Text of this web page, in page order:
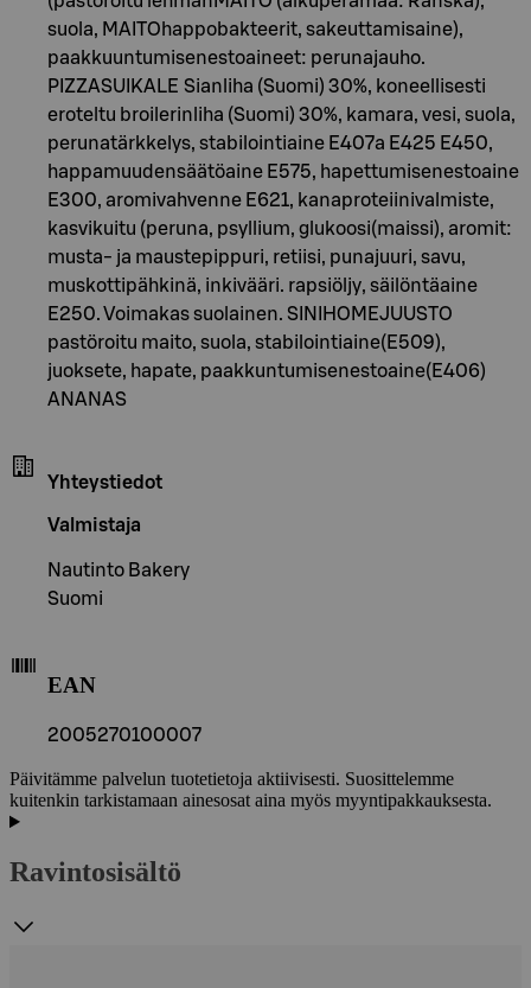
suola, MAITOhappobakteerit, sakeuttamisaine),
paakkuuntumisenestoaineet: perunajauho.
PIZZASUIKALE Sianliha (Suomi) 30%, koneellisesti
eroteltu broilerinliha (Suomi) 30%, kamara, vesi, suola,
perunatärkkelys, stabilointiaine E407a E425 E450,
happamuudensäätöaine E575, hapettumisenestoaine
E300, aromivahvenne E621, kanaproteiinivalmiste,
kasvikuitu (peruna, psyllium, glukoosi(maissi), aromit:
musta- ja maustepippuri, retiisi, punajuuri, savu,
muskottipähkinä, inkivääri. rapsiöljy, säilöntäaine
E250. Voimakas suolainen. SINIHOMEJUUSTO
pastöroitu maito, suola, stabilointiaine(E509),
juoksete, hapate, paakkuntumisenestoaine(E406)
ANANAS
Yhteystiedot
Valmistaja
Nautinto Bakery
Suomi
EAN
2005270100007
Päivitämme palvelun tuotetietoja aktiivisesti. Suosittelemme
kuitenkin tarkistamaan ainesosat aina myös myyntipakkauksesta.
Ravintosisältö